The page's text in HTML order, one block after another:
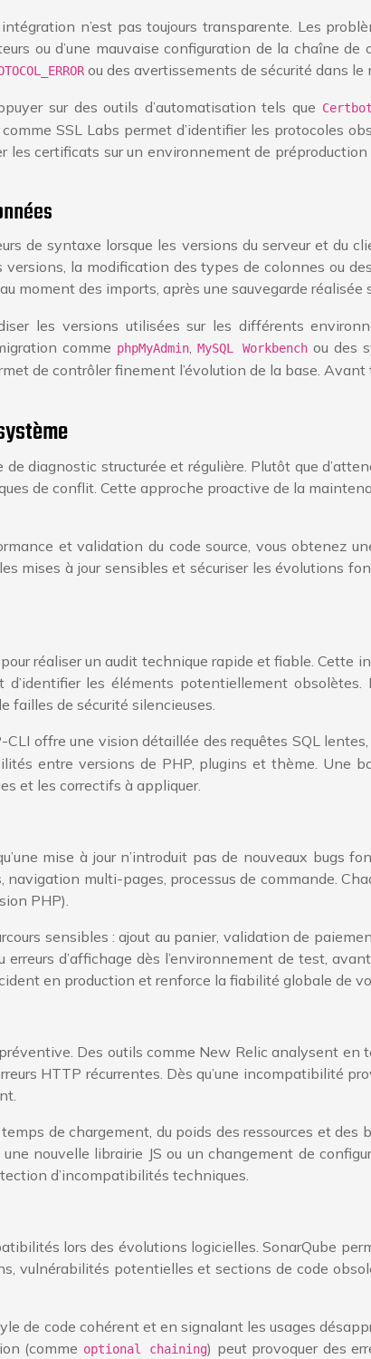
n’est pas toujours transparente. Les
ou d’une mauvaise configuration de la chaîne
ou des avertissements de sécurité dans le
sur des outils d’automatisation tels que Certbot
SSL Labs permet d’identifier les protocoles
certificats sur un environnement de
de syntaxe lorsque les versions du serveur et du
la modification des types de colonnes ou
moment des imports, après une sauvegarde réalisée
les versions utilisées sur les différents
comme phpMyAdmin,MySQL Workbench ou des
de contrôler finement l’évolution de la base.
diagnostic structurée et régulière. Plutôt que
de conflit. Cette approche proactive de la
et validation du code source, vous obtenez
mises à jour sensibles et sécuriser les évolutions
réaliser un audit technique rapide et fiable. Cette
les éléments potentiellement obsolètes.
failles de sécurité silencieuses.
CLI offre une vision détaillée des requêtes SQL
entre versions de PHP, plugins et thème. Une
et les correctifs à appliquer.
mise à jour n’introduit pas de nouveaux bugs
multi-pages, processus de commande.
PHP).
sensibles : ajout au panier, validation de
d’affichage dès l’environnement de test,
en production et renforce la fiabilité globale de
Des outils comme New Relic analysent
HTTP récurrentes. Dès qu’une incompatibilité
de chargement, du poids des ressources et des
nouvelle librairie JS ou un changement de
d’incompatibilités techniques.
lors des évolutions logicielles. SonarQube
vulnérabilités potentielles et sections de code
de code cohérent et en signalant les usages
(comme optional chaining) peut provoquer des